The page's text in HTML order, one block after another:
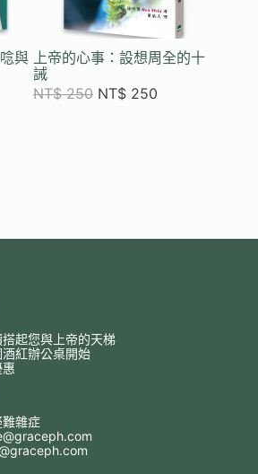
與 上帝的心事：設想周全的十
誡
NT$250 NT$ 250
起您與上帝的天梯
紅辦公桌開始
雜症